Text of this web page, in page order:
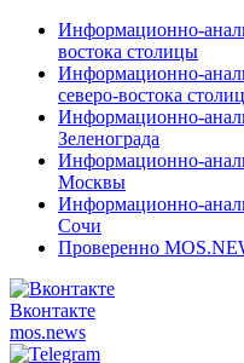
Информационно-
востока столицы
Информационно-
северо-востока
Информационно-
Зеленограда
Информационно-
Москвы
Информационно-
Сочи
Проверенно
Вконтакте
mos.news